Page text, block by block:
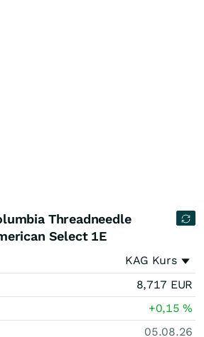
Threadneedle
Select 1E
KAG Kurs
8,717 EUR
+0,15%
05.08.26